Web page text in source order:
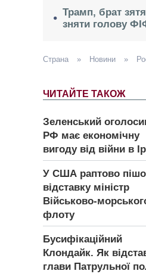
Трамп, брат
зняти голову
Страна » Новини »
ЧИТАЙТЕ ТАКОЖ
Зеленський
РФ має економічну
вигоду від війни в
У США раптово
відставку міністр
Військово-
флоту
Бусифікаційний
Клондайк. Як
глави Патрульної